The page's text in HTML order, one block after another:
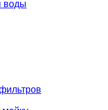
воды